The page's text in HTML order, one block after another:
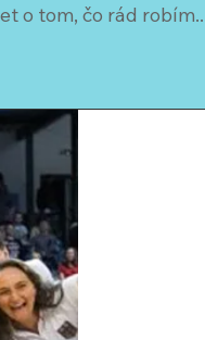
o tom, čo rád